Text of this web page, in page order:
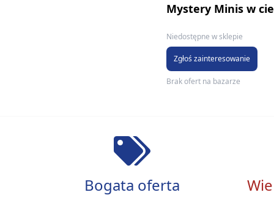
Mystery Minis w
Niedostępne w sklepie
Zgłoś zainteresowanie
Brak ofert na bazarze
Bogata oferta